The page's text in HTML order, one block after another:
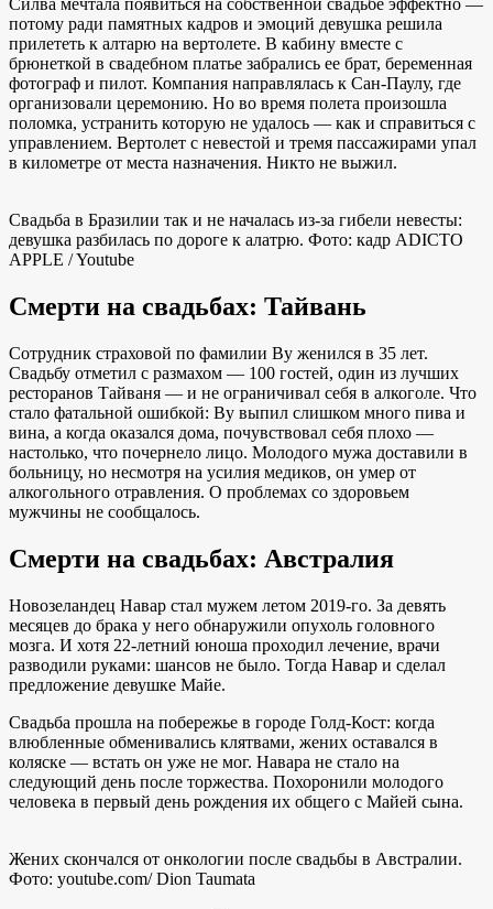
Силва мечтала появиться на собственной свадьбе эффектно —
потому ради памятных кадров и эмоций девушка решила
прилететь к алтарю на вертолете. В кабину вместе с
брюнеткой в свадебном платье забрались ее брат, беременная
фотограф и пилот. Компания направлялась к Сан-Паулу, где
организовали церемонию. Но во время полета произошла
поломка, устранить которую не удалось — как и справиться с
управлением. Вертолет с невестой и тремя пассажирами упал
в километре от места назначения. Никто не выжил.
Свадьба в Бразилии так и не началась из-за гибели невесты:
девушка разбилась по дороге к алатрю. Фото: кадр ADICTO
APPLE / Youtube
Смерти на свадьбах: Тайвань
Сотрудник страховой по фамилии Ву женился в 35 лет.
Свадьбу отметил с размахом — 100 гостей, один из лучших
ресторанов Тайваня — и не ограничивал себя в алкоголе. Что
стало фатальной ошибкой: Ву выпил слишком много пива и
вина, а когда оказался дома, почувствовал себя плохо —
настолько, что почернело лицо. Молодого мужа доставили в
больницу, но несмотря на усилия медиков, он умер от
алкогольного отравления. О проблемах со здоровьем
мужчины не сообщалось.
Смерти на свадьбах: Австралия
Новозеландец Навар стал мужем летом 2019-го. За девять
месяцев до брака у него обнаружили опухоль головного
мозга. И хотя 22-летний юноша проходил лечение, врачи
разводили руками: шансов не было. Тогда Навар и сделал
предложение девушке Майе.
Свадьба прошла на побережье в городе Голд-Кост: когда
влюбленные обменивались клятвами, жених оставался в
коляске — встать он уже не мог. Навара не стало на
следующий день после торжества. Похоронили молодого
человека в первый день рождения их общего с Майей сына.
Жених скончался от онкологии после свадьбы в Австралии.
Фото: youtube.com/ Dion Taumata